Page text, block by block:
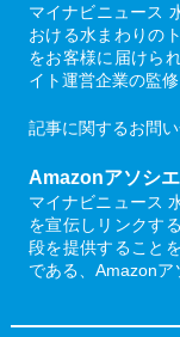
マイナビニュース
おける水まわりの
をお客様に届けら
イト運営企業の監
記事に関するお問
Amazonアソシ
マイナビニュース
を宣伝しリンクす
段を提供すること
である、Amazonア